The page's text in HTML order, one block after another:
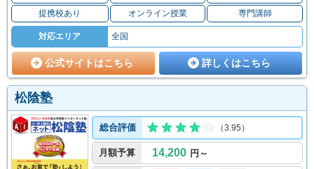
提携校あり
オンライン授業 専門講師
対応エリア 全国
公式サイトはこちら 詳しくはこちら
松陰塾
総合評価 （3.95）
月額予算 14,200 円～